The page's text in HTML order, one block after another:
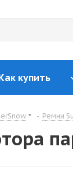
купить
- Ремни